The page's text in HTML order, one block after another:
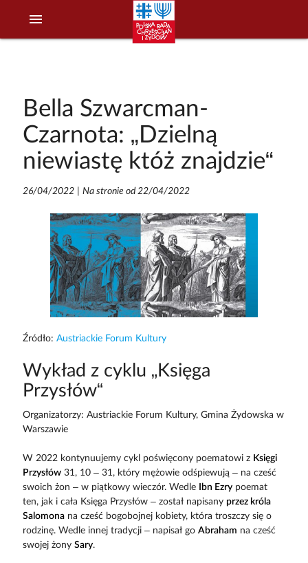
menu
Bella Szwarcman-
Czarnota: „Dzielną
niewiastę któż znajdzie“
26/04/2022| Na stronie od 22/04/2022
Źródło: Austriackie Forum Kultury
Wykład z cyklu „Księga
Przysłów“
Organizatorzy: Austriackie Forum Kultury, Gmina Żydowska w
Warszawie
W 2022 kontynuujemy cykl poświęcony poematowi z Księgi
Przysłów31, 10 – 31, który mężowie odśpiewują – na cześć
swoich żon – w piątkowy wieczór. Wedle
Ibn Ezrypoemat
ten, jak i cała Księga Przysłów – został napisany przez króla
Salomonana cześć bogobojnej kobiety, która troszczy się o
rodzinę. Wedle innej tradycji – napisał go Abraham na cześć
swojej żony Sary.